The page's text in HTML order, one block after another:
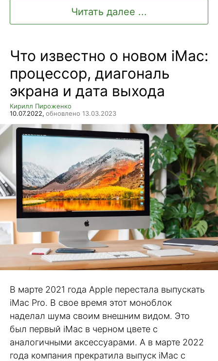
Читать далее ...
Что известно о новом iMac:
процессор, диагональ
экрана и дата выхода
Кирилл Пироженко
10.07.2022, обновлено 13.03.2023
В марте 2021 года Apple перестала выпускать
iMac Pro. В свое время этот моноблок
наделал шума своим внешним видом. Это
был первый iMac в черном цвете с
аналогичными аксессуарами. А в марте 2022
года компания прекратила выпуск iMac с